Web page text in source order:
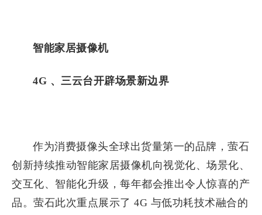
智能家居摄像机
4G 、三云台开辟场景新边界
作为消费摄像头全球出货量第一的品牌，萤石
创新持续推动智能家居摄像机向视觉化、场景化、
交互化、智能化升级，每年都会推出令人惊喜的产
品。萤石此次重点展示了 4G 与低功耗技术融合的